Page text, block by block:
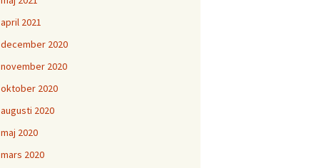
april 2021
december 2020
november 2020
oktober 2020
augusti 2020
maj 2020
mars 2020